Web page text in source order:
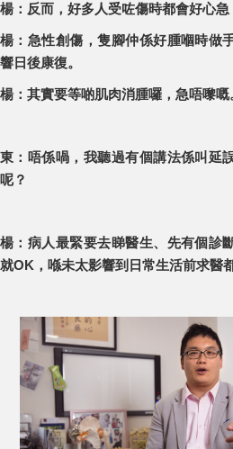
楊：反而，好多人受咗傷時都會好心急
楊：急性創傷，隻腳仲係好腫嗰時做
響日後康復。
楊：其實要等啲肌肉消腫囉，急唔嚟嘅
東：唔係喎，我聽過有個講法係叫延
呢？
楊：病人最緊要去睇醫生、先有個診
就OK，喺未太影響到日常生活前求醫